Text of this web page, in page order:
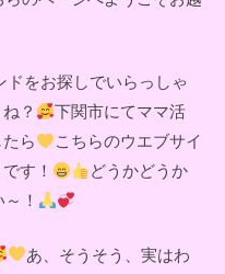
をお探しでいらっしゃ
？
下関市にてママ活
ら
こちらのウエブサイ
す！
どうかどうか
！
あ、そうそう、実はわ